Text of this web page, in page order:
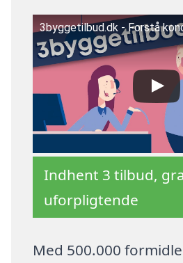
3byggetilbud.dk - Forstå
Indhent 3 tilbud,
uforpligtende
Med 500.000